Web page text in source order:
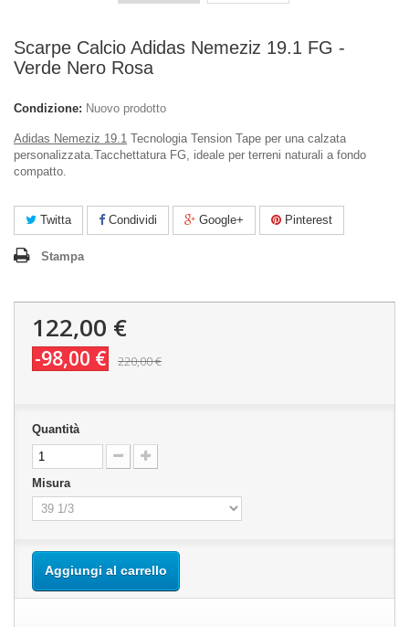
Scarpe Calcio Adidas Nemeziz 19.1 FG -
Verde Nero Rosa
Condizione: Nuovo prodotto
Adidas Nemeziz 19.1 Tecnologia Tension Tape per una calzata
personalizzata.Tacchettatura FG, ideale per terreni naturali a fondo
compatto.
Twitta Condividi Google+ Pinterest
Stampa
122,00 €
-98,00 € 220,00 €
Quantità
Misura
Aggiungi al carrello